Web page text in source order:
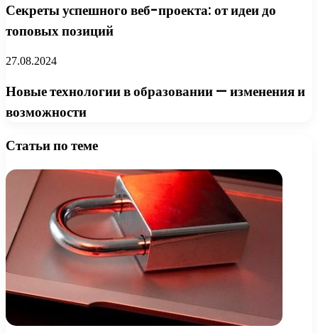
Секреты успешного веб-проекта: от идеи до
топовых позиций
27.08.2024
Новые технологии в образовании — изменения и
возможности
Статьи по теме